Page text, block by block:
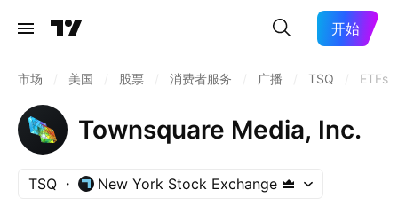
开始
市场 美国 股票 消费者服务 广播 TSQ ETFs
Townsquare Media, Inc.
TSQ New York Stock Exchange